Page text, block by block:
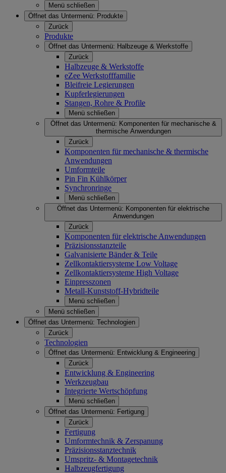
Menü schließen
Öffnet das Untermenü: Produkte
Zurück
Produkte
Öffnet das Untermenü: Halbzeuge & Werkstoffe
Zurück
Halbzeuge & Werkstoffe
eZee Werkstofffamilie
Bleifreie Legierungen
Kupferlegierungen
Stangen, Rohre & Profile
Menü schließen
Öffnet das Untermenü: Komponenten für mechanische &
thermische Anwendungen
Zurück
Komponenten für mechanische & thermische
Anwendungen
Umformteile
Pin Fin Kühlkörper
Synchronringe
Menü schließen
Öffnet das Untermenü: Komponenten für elektrische
Anwendungen
Zurück
Komponenten für elektrische Anwendungen
Präzisionsstanzteile
Galvanisierte Bänder & Teile
Zellkontaktiersysteme Low Voltage
Zellkontaktiersysteme High Voltage
Einpresszonen
Metall-Kunststoff-Hybridteile
Menü schließen
Menü schließen
Öffnet das Untermenü: Technologien
Zurück
Technologien
Öffnet das Untermenü: Entwicklung & Engineering
Zurück
Entwicklung & Engineering
Werkzeugbau
Integrierte Wertschöpfung
Menü schließen
Öffnet das Untermenü: Fertigung
Zurück
Fertigung
Umformtechnik & Zerspanung
Präzisionsstanztechnik
Umspritz- & Montagetechnik
Halbzeugfertigung